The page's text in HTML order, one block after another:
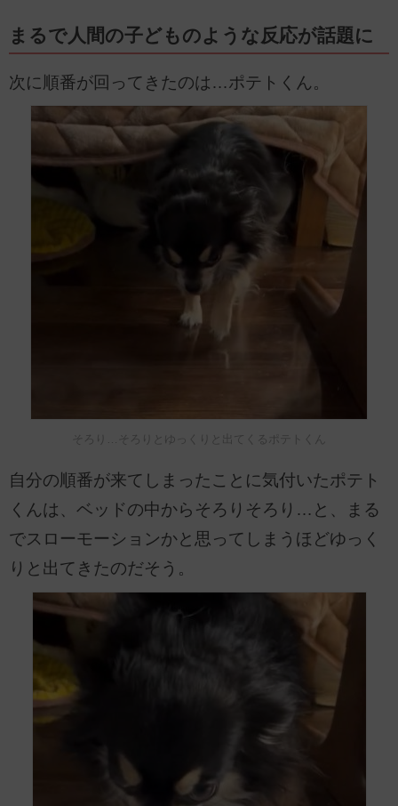
まるで人間の子どものような反応が話題に
次に順番が回ってきたのは…ポテトくん。
そろり…そろりとゆっくりと出てくるポテトくん
自分の順番が来てしまったことに気付いたポテト
くんは、ベッドの中からそろりそろり…と、まる
でスローモーションかと思ってしまうほどゆっく
りと出てきたのだそう。